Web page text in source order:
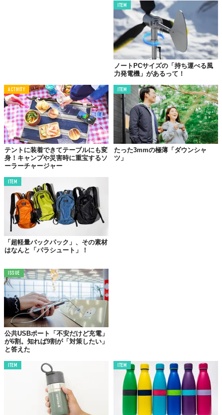
表面にたくさんの小さな穴が空いた「多孔質構造」になってい
て、本体の硬さと相まって頑固な油汚れやベタつき、焦付きなん
かをしっかりと絡め取って落としてくれるというわけ。
で、こんなふうに軽くこするだけでいい
また、ガラスを加工して作られた
たとえスポンジが黒ずんだとしても、水で流すだけできれいに元
通りになるし、使い込んだスポンジ独特のイヤな匂いが漂うこと
もない。
価格は2個セットで税込2700円〜
換えることを考えると、お財布的
いのかも？（もちろん日常使いもできるし）
Top image: © Makuake
TABI LABO
この世界は、もっと広いはずだ。
ITEM
ノートPCサイズの「持ち運べる風
力発電機」があるって！
ACTIVITY
テントに装着できてテーブルにも変
身！キャンプや災害時に重宝するソ
ーラーチャージャー
ITEM
たった3mmの極薄「ダウンシャ
ツ」
ITEM
「超軽量バックパック」、その素材
はなんと「パラシュート」！
ISSUE
公共USBポート「不安だけど充電」
が6割。知れば9割が「対策したい」
と答えた
ITEM ITEM